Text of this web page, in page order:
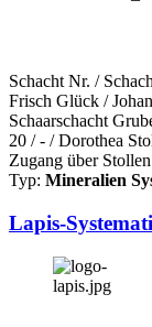
Schacht Nr. /
Frisch Glück /
Schaarschacht
20 / - / Dorothea
Zugang über
Typ: Mineralien
Lapis-